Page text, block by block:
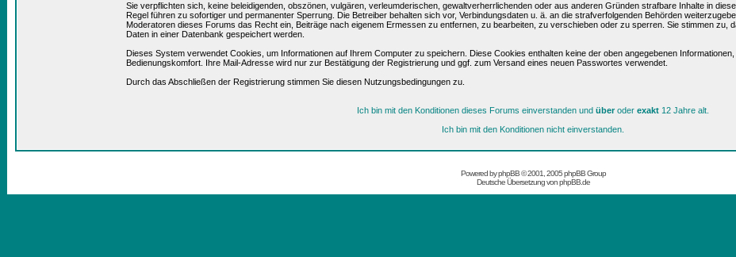
Sie verpflichten sich, keine beleidigenden, obszönen, vulgären, verleumderischen, gewaltverherrlichenden oder aus anderen Gründen strafbare Inhalte in
Regel führen zu sofortiger und permanenter Sperrung. Die Betreiber behalten sich vor, Verbindungsdaten u. ä. an die strafverfolgenden Behörden
Moderatoren dieses Forums das Recht ein, Beiträge nach eigenem Ermessen zu entfernen, zu bearbeiten, zu verschieben oder zu sperren. Sie stimmen zu,
Daten in einer Datenbank gespeichert werden.
Dieses System verwendet Cookies, um Informationen auf Ihrem Computer zu speichern. Diese Cookies enthalten keine der oben angegebenen
Bedienungskomfort. Ihre Mail-Adresse wird nur zur Bestätigung der Registrierung und ggf. zum Versand eines neuen Passwortes verwendet.
Durch das Abschließen der Registrierung stimmen Sie diesen Nutzungsbedingungen zu.
Ich bin mit den Konditionen dieses Forums einverstanden und überoder exakt 12 Jahre alt.
Ich bin mit den Konditionen nicht einverstanden.
Powered byphpBB© 2001, 2005 phpBB Group
Deutsche Übersetzung vonphpBB.de